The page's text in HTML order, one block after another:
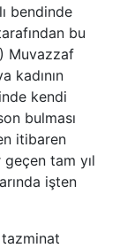
bendinde
bu
Muvazzaf
kadının
kendi
bulması
itibaren
tam yıl
işten